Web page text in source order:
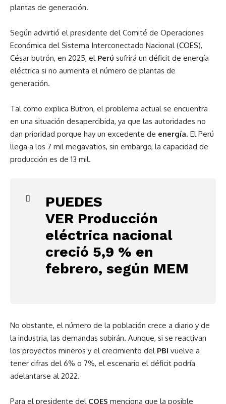
plantas de generación.
Según advirtió el presidente del Comité de Operaciones
Económica del Sistema Interconectado Nacional (COES),
César butrón, en 2025, el Perú sufrirá un déficit de energía
eléctrica si no aumenta el número de plantas de
generación.
Tal como explica Butron, el problema actual se encuentra
en una situación desapercibida, ya que las autoridades no
dan prioridad porque hay un excedente de energía. El Perú
llega a los 7 mil megavatios, sin embargo, la capacidad de
producción es de 13 mil.
PUEDES
VER Producción
eléctrica nacional
creció 5,9 % en
febrero, según MEM
No obstante, el número de la población crece a diario y de
la industria, las demandas subirán. Aunque, si se reactivan
los proyectos mineros y el crecimiento delPBI vuelve a
tener cifras del 6% o 7%, el escenario el déficit podría
adelantarse al 2022.
Para el presidente del COES menciona que la posible